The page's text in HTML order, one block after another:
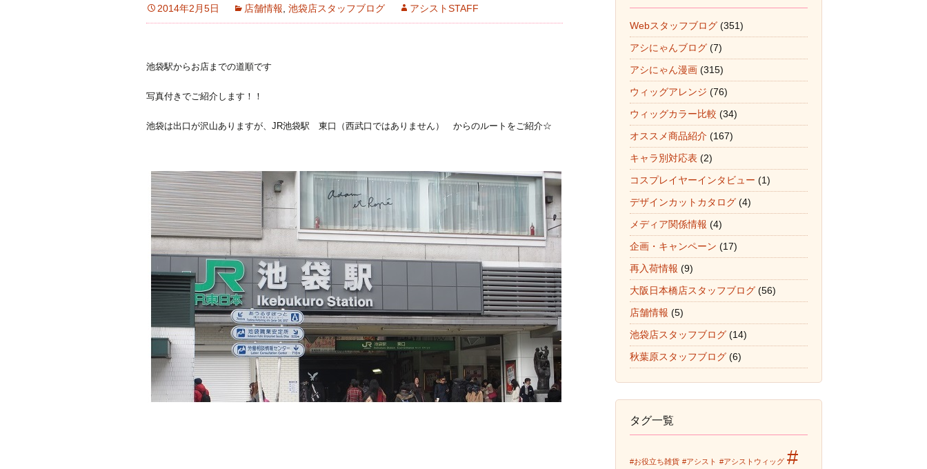
2014年2月5日 店舗情報 池袋店スタッフブログ アシストSTAFF
池袋駅からお店までの道順です
写真付きでご紹介します！！
池袋は出口が沢山ありますが、JR池袋駅 東口（西武口ではありません） からのルートをご紹介☆
Webスタッフブログ (351)
アシにゃんブログ (7)
アシにゃん漫画 (315)
ウィッグアレンジ (76)
ウィッグカラー比較 (34)
オススメ商品紹介 (167)
キャラ別対応表 (2)
コスプレイヤーインタビュー (1)
デザインカットカタログ (4)
メディア関係情報 (4)
企画・キャンペーン (17)
再入荷情報 (9)
大阪日本橋店スタッフブログ (56)
店舗情報 (5)
池袋店スタッフブログ (14)
秋葉原スタッフブログ (6)
タグ一覧
#お役立ち雑貨 #アシスト #アシストウィッグ #